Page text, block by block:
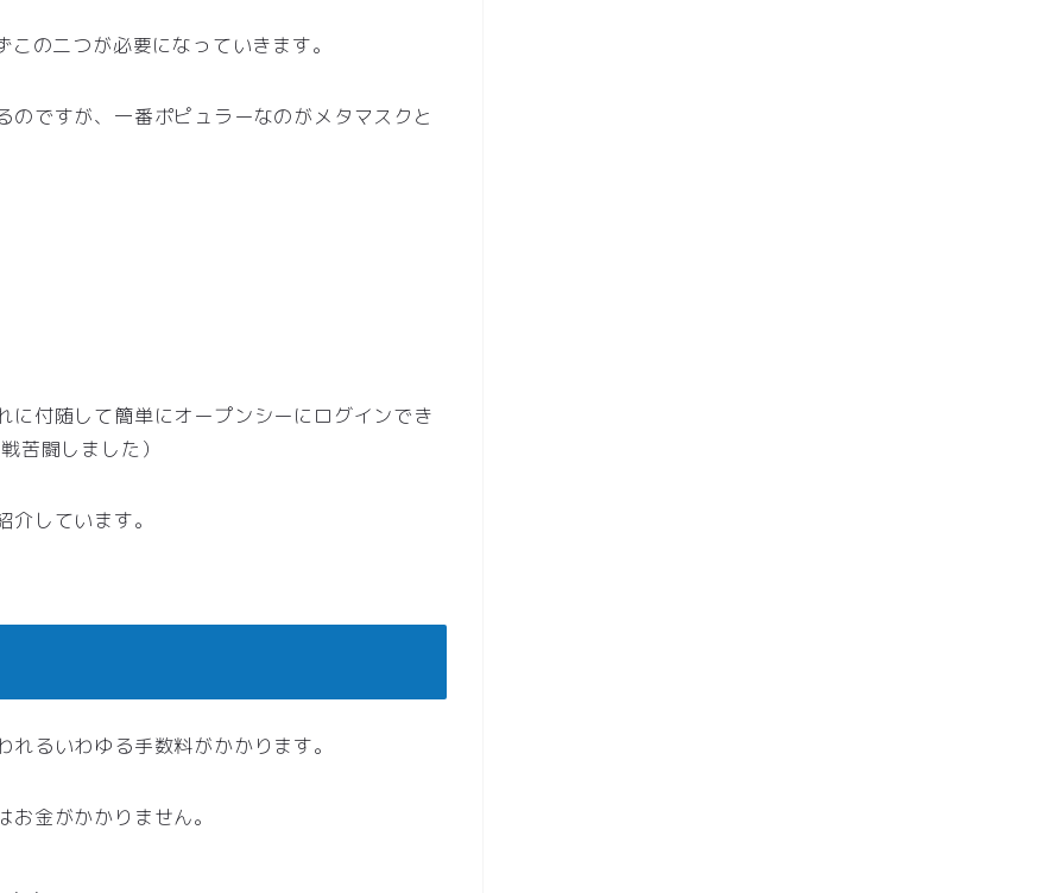
の二つが必要になっていきます。
ですが、一番ポピュラーなのがメタマスクと
付随して簡単にオープンシーにログインでき
苦闘しました）
しています。
れるいわゆる手数料がかかります。
金がかかりません。